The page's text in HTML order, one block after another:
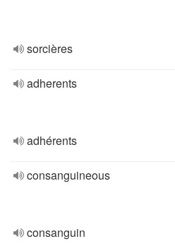
sorcières
adherents
adhérents
consanguineous
consanguin